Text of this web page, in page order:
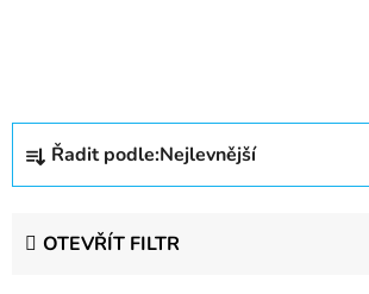
Ř
z
n
Řadit podle:Nejlevnější
OTEVŘÍT FILTR